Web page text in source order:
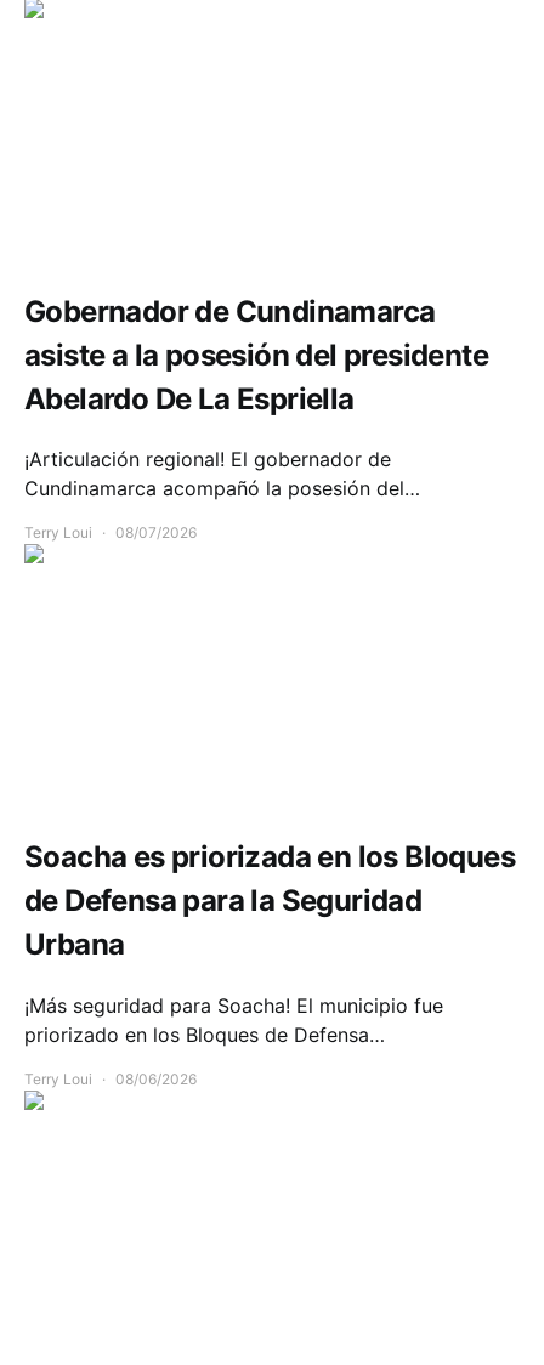
Gobernador de Cundinamarca
asiste a la posesión del presidente
Abelardo De La Espriella
¡Articulación regional! El gobernador de
Cundinamarca acompañó la posesión del…
Terry Loui 08/07/2026
Soacha es priorizada en los Bloques
de Defensa para la Seguridad
Urbana
¡Más seguridad para Soacha! El municipio fue
priorizado en los Bloques de Defensa…
Terry Loui 08/06/2026